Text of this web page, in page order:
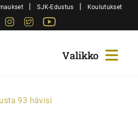
| SJK-Edustus | Koulutukset
FacebookInstagram
Twitter
93 hävisi